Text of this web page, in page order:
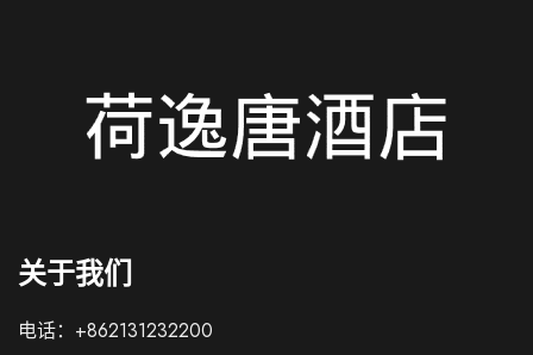
关于我们
电话：+862131232200